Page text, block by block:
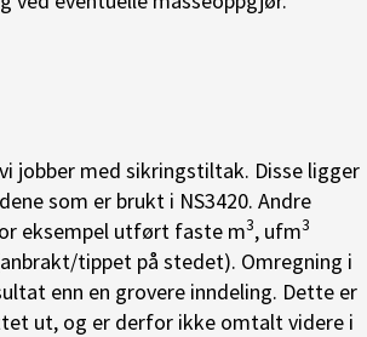
jobber med sikringstiltak. Disse ligger
som er brukt i NS3420. Andre
eksempel utført faste m3, ufm3
tippet på stedet). Omregning i
enn en grovere inndeling. Dette er
ut, og er derfor ikke omtalt videre i